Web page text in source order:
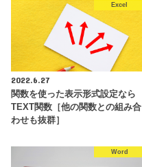
Excel
2022.6.27
関数を使った表示形式設定なら
TEXT関数［他の関数との組み合
わせも抜群］
Word